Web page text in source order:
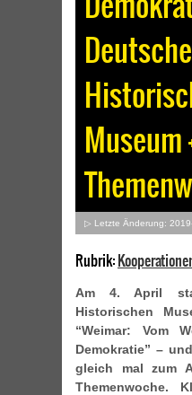
Museum
▷ Letzte Änderung:
Rubrik:
Am 4. April
Historischen
“Weimar: Vom
Demokratie” –
gleich mal zum
Themenwoche.